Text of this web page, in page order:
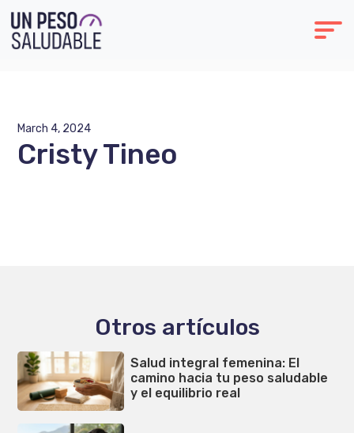
March 4, 2024
Cristy Tineo
Otros artículos
Salud integral femenina: El
camino hacia tu peso saludable
y el equilibrio real